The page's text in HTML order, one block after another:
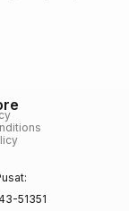
51351